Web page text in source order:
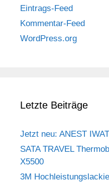
Eintrags-Feed
Kommentar-Feed
WordPress.org
Letzte Beiträge
Jetzt neu: ANEST
SATA TRAVEL
X5500
3M